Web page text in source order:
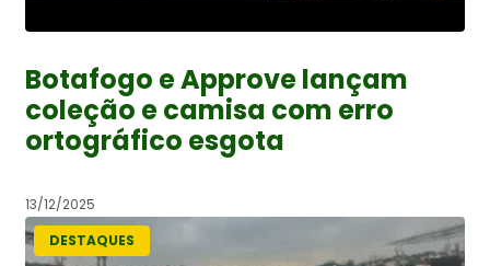
Botafogo e Approve lançam
coleção e camisa com erro
ortográfico esgota
13/12/2025
DESTAQUES